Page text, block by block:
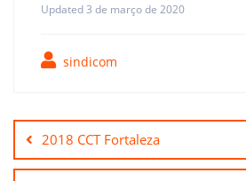
Updated 3 de março de 2020
sindicom
de
Post2018 CCT Fortaleza